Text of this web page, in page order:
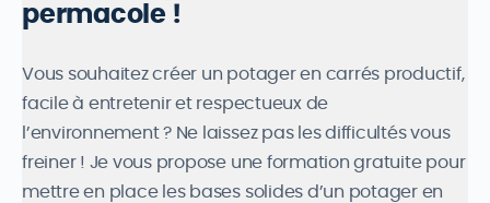
permacole !
Vous souhaitez créer un potager en carrés productif,
facile à entretenir et respectueux de
l’environnement ? Ne laissez pas les difficultés vous
freiner ! Je vous propose une formation gratuite pour
mettre en place les bases solides d’un potager en